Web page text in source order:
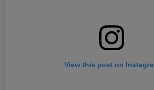
View this post on